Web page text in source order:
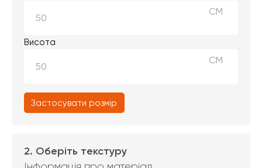
СМ
Висота
СМ
Застосувати розмір
2. Оберіть текстуру